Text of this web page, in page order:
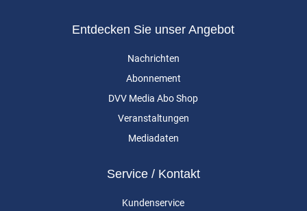
Entdecken Sie unser Angebot
Nachrichten
Abonnement
DVV Media Abo Shop
Veranstaltungen
Mediadaten
Service / Kontakt
Kundenservice